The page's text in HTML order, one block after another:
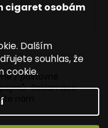
cigaret osobám
Dalším
souhlas, že
cookie.
/ poštovné
Reklamace
nám